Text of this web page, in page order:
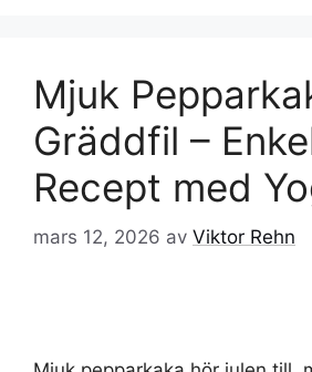
Mjuk
Gräddfil –
Recept med
mars 12, 2026 av Viktor Rehn